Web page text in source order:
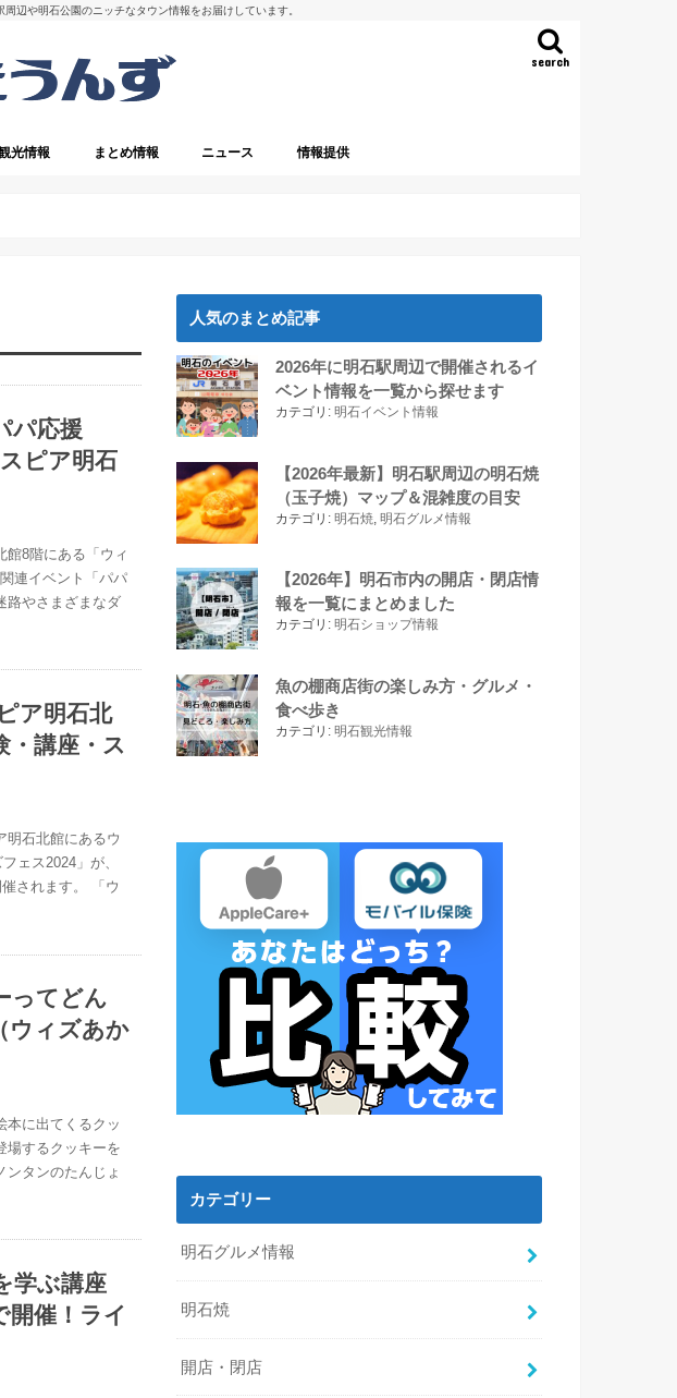
辺や明石公園のニッチなタウン情報をお届けしています。
search
光情報 まとめ情報 ニュース 情報提供
パ応援
ピア明石
館8階にある「ウィ
連イベント「パパ
路やさまざまなダ
ア明石北
・講座・ス
明石北館にあるウ
ェス2024」が、
されます。 「ウ
ってどん
ウィズあか
本に出てくるクッ
場するクッキーを
ンタンのたんじょ
学ぶ講座
開催！ライ
人気のまとめ記事
2026年に明石駅周辺で開催されるイ
ベント情報を一覧から探せます
カテゴリ: 明石イベント情報
【2026年最新】明石駅周辺の明石焼
（玉子焼）マップ＆混雑度の目安
カテゴリ: 明石焼 明石グルメ情報
【2026年】明石市内の開店・閉店情
報を一覧にまとめました
カテゴリ: 明石ショップ情報
魚の棚商店街の楽しみ方・グルメ・
食べ歩き
カテゴリ: 明石観光情報
カテゴリー
明石グルメ情報
明石焼
開店・閉店